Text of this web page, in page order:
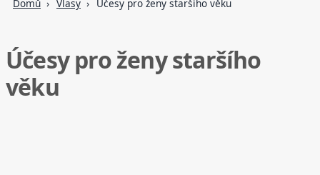
Domů Vlasy Účesy pro ženy staršího věku
Účesy pro ženy staršího
věku